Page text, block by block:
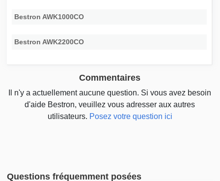
Bestron AWK1000CO
Bestron AWK2200CO
Commentaires
Il n'y a actuellement aucune question. Si vous avez besoin
d'aide Bestron, veuillez vous adresser aux autres
utilisateurs. Posez votre question ici
Questions fréquemment posées